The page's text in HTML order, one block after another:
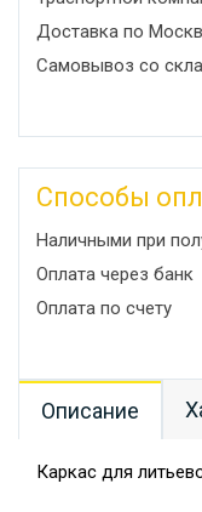
Доставка по
Самовывоз со
Способы
Наличными при
Оплата через банк
Оплата по счету
Описание
Каркас для